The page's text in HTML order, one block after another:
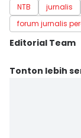
NTB jurnalis
forum jurnalis
Editorial Team
Editor
Tonton lebih